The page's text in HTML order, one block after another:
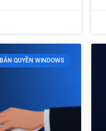
BẢN QUYỀN WINDOWS